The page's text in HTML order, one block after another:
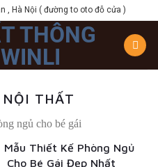
, Hà Nội ( đường to oto đỗ cửa )
THẤT
Mẫu Thiết Kế Phòng Ngủ
Cho Bé Gái Đẹp Nhất